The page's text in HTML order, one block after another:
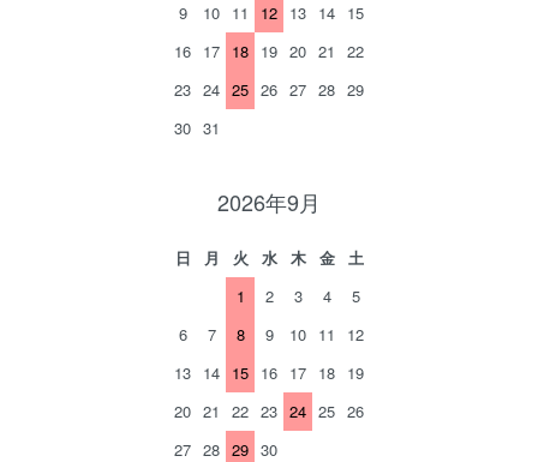
9
10 11 12 13 14 15
16 17 18 19 20 21
22
23 24 25 26 27 28 29
30 31
2026年9月
日 月 火 水 木 金
土
1
2 3 4
5
6
7 8 9 10 11
12
13 14 15 16 17 18 19
20 21 22 23 24 25 26
27 28 29 30